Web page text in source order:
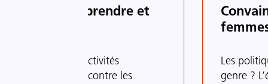
travail : comprendre et
légales des collectivités
et de lutte contre les
Chapô
Les
genre ?